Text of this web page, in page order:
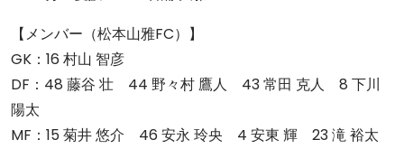
【メンバー（松本山雅FC）】
GK：16 村山 智彦
DF：48 藤谷 壮 44 野々村 鷹人 43 常田 克人 8 下川
陽太
MF：15 菊井 悠介 46 安永 玲央 4 安東 輝 23 滝 裕太